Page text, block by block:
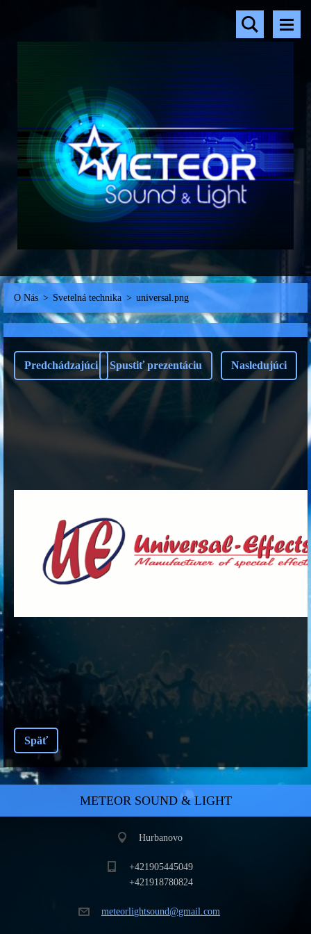
O Nás > Svetelná technika > universal.png
Predchádzajúci Spustiť prezentáciu Nasledujúci
Späť
METEOR SOUND & LIGHT
Hurbanovo
+421905445049
+421918780824
meteorlightsound@gmail.com